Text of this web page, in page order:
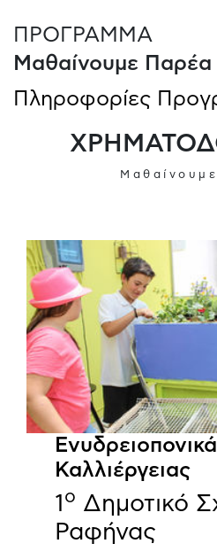
ΠΡΟΓΡΑΜΜΑ
Μαθαίνουμε Παρέα
Πληροφορίες
Καλλιέργειας
1 ο Δημοτικό
Ραφήνας